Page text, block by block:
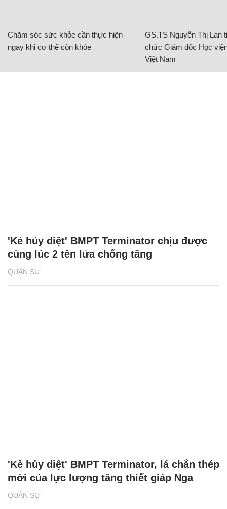
Chăm sóc sức khỏe cần thực hiện
ngay khi cơ thể còn khỏe
GS.TS Nguyễn Thị Lan
chức Giám đốc Học
Việt Nam
QUÂN SỰ
'Kẻ hủy diệt' BMPT Terminator chịu được
cùng lúc 2 tên lửa chống tăng
QUÂN SỰ
'Kẻ hủy diệt' BMPT Terminator, lá chắn thép
mới của lực lượng tăng thiết giáp Nga